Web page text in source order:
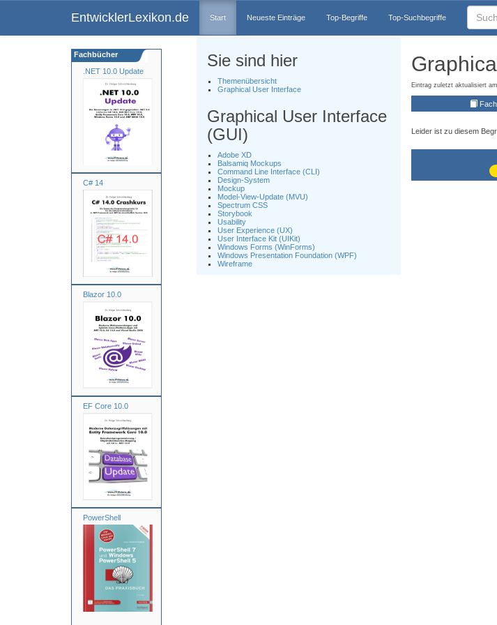
EntwicklerLexikon.de Start Neueste Einträge Top-Begriffe Top-Suchbegriffe
.NET 10.0 Update
C# 14
Blazor 10.0
EF Core 10.0
PowerShell
Fachbücher Sie sind hier
Themenübersicht
Graphical User Interface
Graphical User Interface
(GUI)
Adobe XD
Balsamiq Mockups
Command Line Interface (CLI)
Design-System
Mockup
Model-View-Update (MVU)
Spectrum CSS
Storybook
Usability
User Experience (UX)
User Interface Kit (UIKit)
Windows Forms (WinForms)
Windows Presentation Foundation (WPF)
Wireframe
Eintrag zuletzt aktualisiert
Leider ist zu diesem